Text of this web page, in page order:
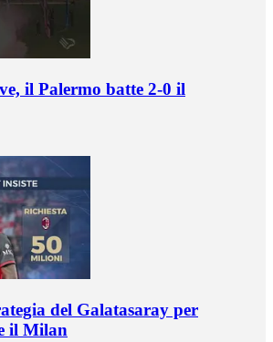
il Palermo batte 2-0 il
del Galatasaray per
il Milan